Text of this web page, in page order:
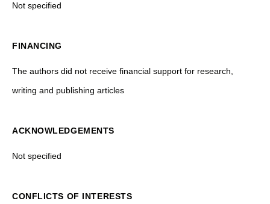
Not specified
FINANCING
The authors did not receive financial support for research,
writing and publishing articles
ACKNOWLEDGEMENTS
Not specified
CONFLICTS OF INTERESTS